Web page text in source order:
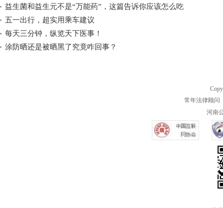
益生菌和益生元不是“万能药”，这篇告诉你应该怎么吃
五一出行，超实用乘车建议
每天三分钟，纵览天下医事！
涂防晒还是被晒黑了究竟咋回事？
常年法律顾问
河南